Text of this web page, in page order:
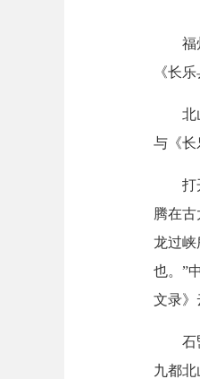
福州
《长
北山
与《长
打开
腾在
龙过峡
也。”
文录》
石岊
九都